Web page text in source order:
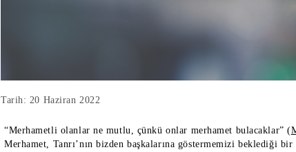
Tarih: 20 Haziran 2022
“Merhametli olanlar ne mutlu, çünkü onlar merhamet bulacaklar” (
Merhamet, Tanrı’nın bizden başkalarına göstermemizi beklediği